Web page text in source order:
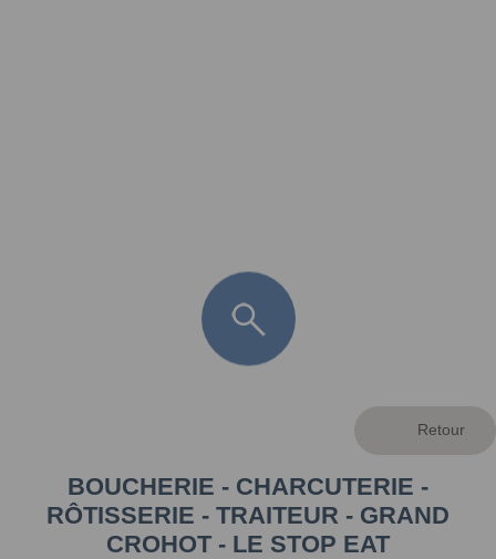
BOUCHERIE - CHARCUTERIE -
RÔTISSERIE - TRAITEUR - GRAND
CROHOT - LE STOP EAT